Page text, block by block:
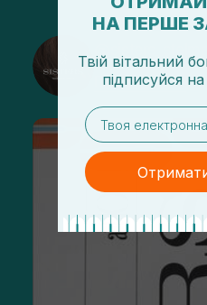
Подписаться
НА ПЕРШЕ
Твій вітальний
підписуйся на
email